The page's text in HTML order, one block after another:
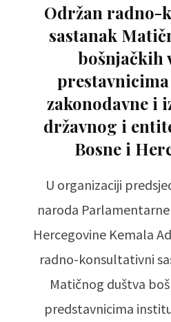
Održan radno-
sastanak
bošnjačkih
zakonodavne i
državnog i
Bosne i
U organizaciji
naroda
Hercegovine Kemala
radno-konsultativni
Matičnog duštva
predstavnicima